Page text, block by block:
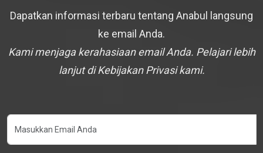
Dapatkan informasi terbaru tentang Anabul langsung
ke email Anda.
Kami menjaga kerahasiaan email Anda. Pelajari lebih
lanjut di Kebijakan Privasi kami.